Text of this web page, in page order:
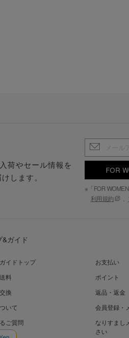
荷やセール情報を
します。
FOR
※「FOR
利用規約
ガイド
イドトップ
お支払い
料
ポイント
換
返品・返金
いて
会員登録・
ご質問
なりすまし
さい